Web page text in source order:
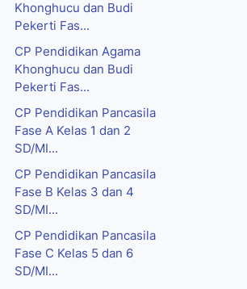
Khonghucu dan Budi
Pekerti Fas...
CP Pendidikan Agama
Khonghucu dan Budi
Pekerti Fas...
CP Pendidikan Pancasila
Fase A Kelas 1 dan 2
SD/MI...
CP Pendidikan Pancasila
Fase B Kelas 3 dan 4
SD/MI...
CP Pendidikan Pancasila
Fase C Kelas 5 dan 6
SD/MI...